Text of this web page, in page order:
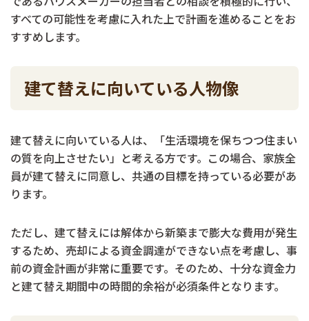
すべての可能性を考慮に入れた上で計画を進めることをお
すすめします。
建て替えに向いている人物像
建て替えに向いている人は、「生活環境を保ちつつ住まい
の質を向上させたい」と考える方です。この場合、家族全
員が建て替えに同意し、共通の目標を持っている必要があ
ります。
ただし、建て替えには解体から新築まで膨大な費用が発生
するため、売却による資金調達ができない点を考慮し、事
前の資金計画が非常に重要です。そのため、十分な資金力
と建て替え期間中の時間的余裕が必須条件となります。